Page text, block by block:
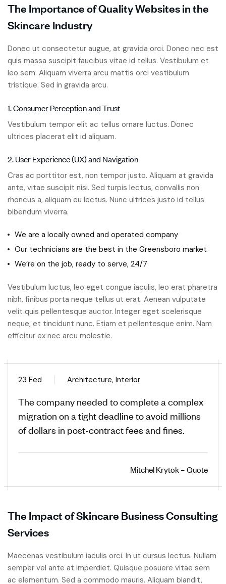
The Importance of Quality Websites in the
Skincare Industry
Donec ut consectetur augue, at gravida orci. Donec nec est
quis massa suscipit faucibus vitae id tellus. Vestibulum et
leo sem. Aliquam viverra arcu mattis orci vestibulum
tristique. Sed in gravida arcu.
1. Consumer Perception and Trust
Vestibulum tempor elit ac tellus ornare luctus. Donec
ultrices placerat elit id aliquam.
2. User Experience (UX) and Navigation
Cras ac porttitor est, non tempor justo. Aliquam at gravida
ante, vitae suscipit nisi. Sed turpis lectus, convallis non
rhoncus a, aliquam eu lectus. Nunc ultrices justo id tellus
bibendum viverra.
We are a locally owned and operated company
Our technicians are the best in the Greensboro market
We’re on the job, ready to serve, 24/7
Vestibulum luctus, leo eget congue iaculis, leo erat pharetra
nibh, finibus porta neque tellus ut erat. Aenean vulputate
velit quis pellentesque auctor. Integer eget scelerisque
neque, et tincidunt nunc. Etiam et pellentesque enim. Nam
efficitur ex nec arcu molestie.
23 Fed Architecture, Interior
The company needed to complete a complex
migration on a tight deadline to avoid millions
of dollars in post-contract fees and fines.
Mitchel Krytok – Quote
The Impact of Skincare Business Consulting
Services
Maecenas vestibulum iaculis orci. In ut cursus lectus. Nullam
semper vel ante at imperdiet. Quisque posuere vitae sem
ac elementum. Sed a commodo mauris. Aliquam blandit,